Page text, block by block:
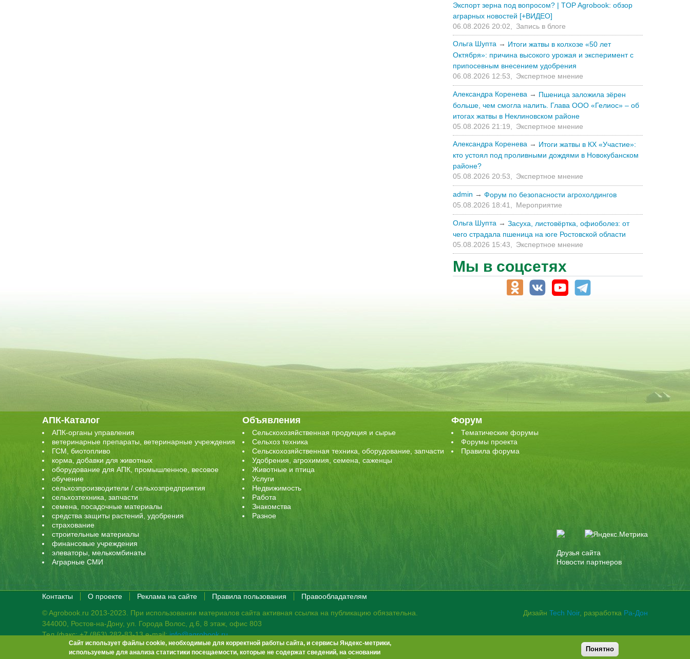
Экспорт зерна под вопросом? | TOP Agrobook: обзор
аграрных новостей [+ВИДЕО]
06.08.2026 20:02,
Запись в блоге
Ольга Шупта → Итоги жатвы в колхозе «50 лет
Октября»: причина высокого урожая и эксперимент с
припосевным внесением удобрения
06.08.2026 12:53,
Экспертное мнение
Александра Коренева → Пшеница заложила зёрен
больше, чем смогла налить. Глава ООО «Гелиос» – об
итогах жатвы в Неклиновском районе
05.08.2026 21:19,
Экспертное мнение
Александра Коренева → Итоги жатвы в КХ «Участие»:
кто устоял под проливными дождями в Новокубанском
районе?
05.08.2026 20:53, Экспертное мнение
admin → Форум по безопасности агрохолдингов
05.08.2026 18:41,
Мероприятие
Ольга Шупта → Засуха, листовёртка, офиоболез: от
чего страдала пшеница на юге Ростовской области
05.08.2026 15:43,
Экспертное мнение
Мы в соцсетях
АПК-Каталог
АПК-органы управления
ветеринарные препараты, ветеринарные учреждения
ГСМ, биотопливо
корма, добавки для животных
оборудование для АПК, промышленное, весовое
обучение
сельхозпроизводители / сельхозпредприятия
сельхозтехника, запчасти
семена, посадочные материалы
средства защиты растений, удобрения
страхование
строительные материалы
финансовые учреждения
элеваторы, мелькомбинаты
Аграрные СМИ
Объявления
Сельскохозяйственная продукция и сырье
Сельхоз техника
Сельскохозяйственная техника, оборудование, запчасти
Удобрения, агрохимия, семена, саженцы
Животные и птица
Услуги
Недвижимость
Работа
Знакомства
Разное
Форум
Тематические форумы
Форумы проекта
Правила форума
Друзья сайта
Новости партнеров
Контакты О проекте Реклама на сайте Правила пользования
Правообладателям
© Agrobook.ru 2013-2023. При использовании материалов сайта активная ссылка на публикацию обязательна.
344000, Ростов-на-Дону, ул. Города Волос, д.6, 8 этаж, офис 803
Тел./факс: +7 (863) 282-83-13 e-mail:info@agrobook.ru
Возрастная категория сайта: 16+. Объявления на сайте не премодерируются.Положение о защите персональных данных
Гала Алиевна Каймакчи – редактор, тел.: (863) 282-83-13info@agrobook.ru
Дизайн Tech Noir, разработка Ра-Дон
Сайт использует файлы cookie, необходимые для корректной работы сайта, и сервисы Яндекс-метрики,
используемые для анализа статистики посещаемости, которые не содержат сведений, на основании
Понятно